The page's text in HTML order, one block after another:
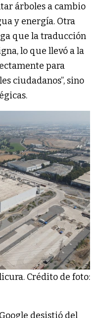
árboles a cambio
y energía. Otra
que la traducción
lo que llevó a la
para
ciudadanos”, sino
Crédito de foto:
desistió del